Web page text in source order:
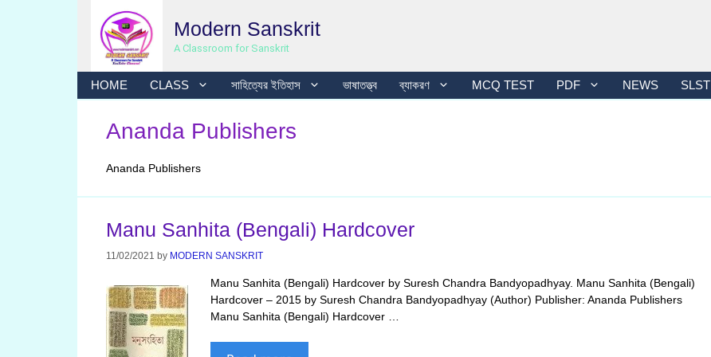
Modern Sanskrit
A Classroom for Sanskrit
HOME CLASS সাহিত্যের ইতিহাস ভাষাতত্ত্ব ব্যাকরণ MCQ TEST PDF NEWS SLST
Ananda Publishers
Ananda Publishers
Manu Sanhita (Bengali) Hardcover
11/02/2021 by MODERN SANSKRIT
Manu Sanhita (Bengali) Hardcover by Suresh Chandra Bandyopadhyay. Manu Sanhita (Bengali)
Hardcover – 2015 by Suresh Chandra Bandyopadhyay (Author) Publisher: Ananda Publishers
Manu Sanhita (Bengali) Hardcover …